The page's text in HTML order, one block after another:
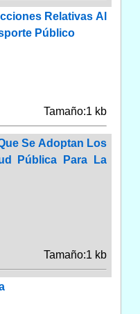
Relativas Al
Público
Tamaño:1 kb
Se Adoptan Los
Pública Para La
Tamaño:1 kb